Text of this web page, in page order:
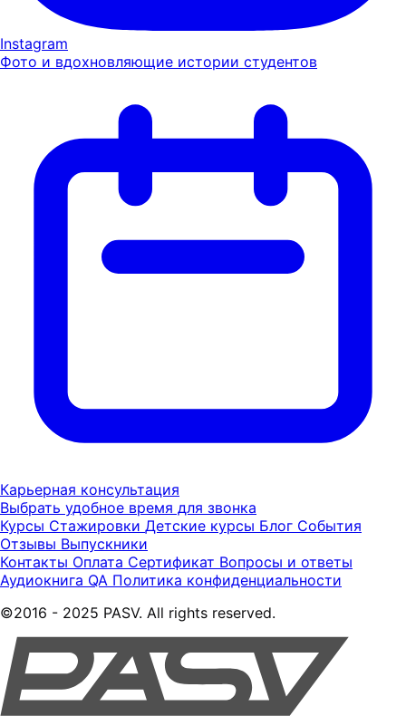
Instagram
Фото и вдохновляющие истории студентов
Карьерная консультация
Выбрать удобное время для звонка
Курсы Стажировки Детские курсы Блог События
Отзывы Выпускники
Контакты Оплата Сертификат Вопросы и ответы
Аудиокнига QA Политика конфиденциальности
©2016 - 2025 PASV. All rights reserved.